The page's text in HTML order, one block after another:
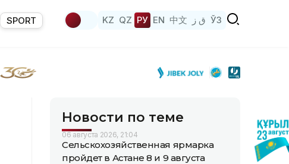
SPORT KZ QZ РУ EN 中文 ق ز ЎЗ
Новости по теме
06 августа 2026, 21:04
Сельскохозяйственная ярмарка
пройдет в Астане 8 и 9 августа